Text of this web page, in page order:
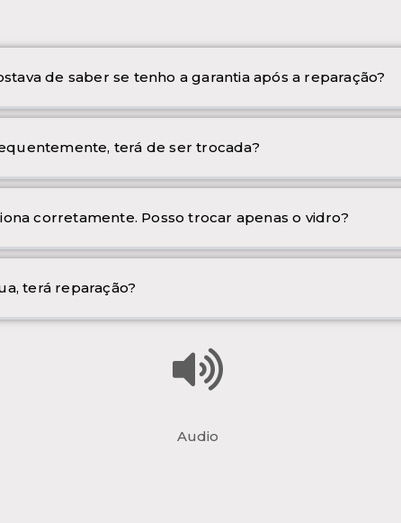
de saber se tenho a garantia após a reparação?
terá de ser trocada?
corretamente. Posso trocar apenas o vidro?
terá reparação?
Audio